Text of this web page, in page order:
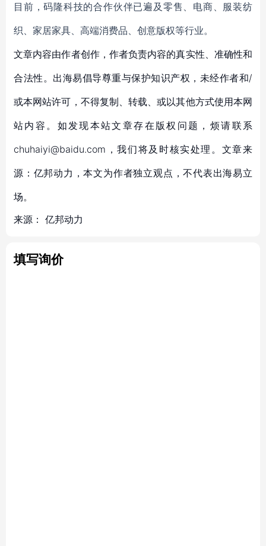
目前，码隆科技的合作伙伴已遍及零售、电商、服装纺
织、家居家具、高端消费品、创意版权等行业。
文章内容由作者创作，作者负责内容的真实性、准确性和
合法性。出海易倡导尊重与保护知识产权，未经作者和/
或本网站许可，不得复制、转载、或以其他方式使用本网
站内容。如发现本站文章存在版权问题，烦请联系
chuhaiyi@baidu.com，我们将及时核实处理。文章来
源：亿邦动力，本文为作者独立观点，不代表出海易立
场。
来源： 亿邦动力
填写询价